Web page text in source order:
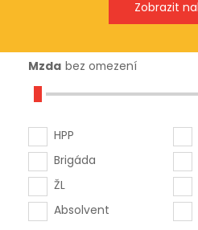
Mzda bez omezení
HPP
Brigáda
ŽL
Absolvent